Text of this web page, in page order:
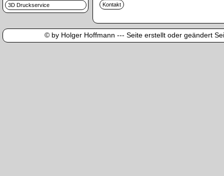
3D Druckservice
© by Holger Hoffmann --- Seite erstellt oder geändert